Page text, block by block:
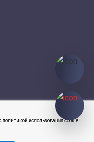
использования cookie.